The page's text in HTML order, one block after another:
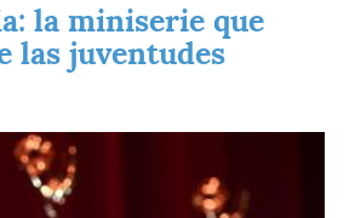
la miniserie que
las juventudes